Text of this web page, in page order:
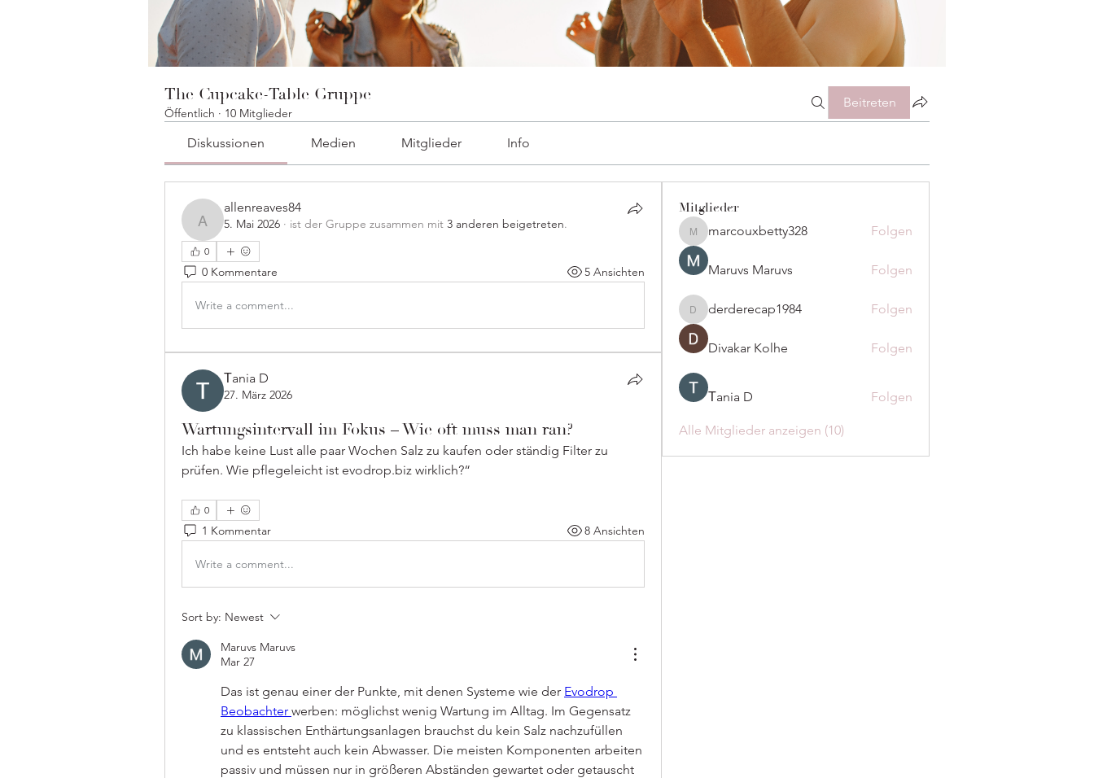
The Cupcake-Table Gruppe
Öffentlich · 10 Mitglieder
Beitreten
Diskussionen Medien Mitglieder Info
allenreaves84
allenreaves84
5. Mai 2026 · ist der Gruppe zusammen mit 3 anderen beigetreten.
0
0 Kommentare 5 Ansichten
Write a comment...
Тania D
27. März 2026
Wartungsintervall im Fokus – Wie oft muss man ran?
Ich habe keine Lust alle paar Wochen Salz zu kaufen oder ständig Filter zu
prüfen. Wie pflegeleicht ist evodrop.biz wirklich?“
0
1 Kommentar 8 Ansichten
Write a comment...
Sort by: Newest
Maruvs Maruvs
Mar 27
Das ist genau einer der Punkte, mit denen Systeme wie der Evodrop
Beobachter werben: möglichst wenig Wartung im Alltag. Im Gegensatz
zu klassischen Enthärtungsanlagen brauchst du kein Salz nachzufüllen
und es entsteht auch kein Abwasser. Die meisten Komponenten arbeiten
passiv und müssen nur in größeren Abständen gewartet oder getauscht
Mitglieder
marcouxbetty328
marcouxbetty328 Folgen
Maruvs Maruvs Folgen
derderecap1984
derderecap1984 Folgen
Divakar Kolhe Folgen
Тania D Folgen
Alle Mitglieder anzeigen (10)